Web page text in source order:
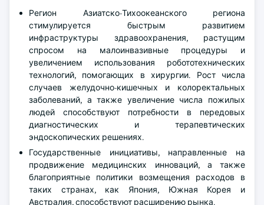
Регион Азиатско-Тихоокеанского региона
стимулируется быстрым развитием
инфраструктуры здравоохранения, растущим
спросом на малоинвазивные процедуры и
увеличением использования робототехнических
технологий, помогающих в хирургии. Рост числа
случаев желудочно-кишечных и колоректальных
заболеваний, а также увеличение числа пожилых
людей способствуют потребности в передовых
диагностических и терапевтических
эндоскопических решениях.
Государственные инициативы, направленные на
продвижение медицинских инноваций, а также
благоприятные политики возмещения расходов в
таких странах, как Япония, Южная Корея и
Австралия, способствуют расширению рынка.